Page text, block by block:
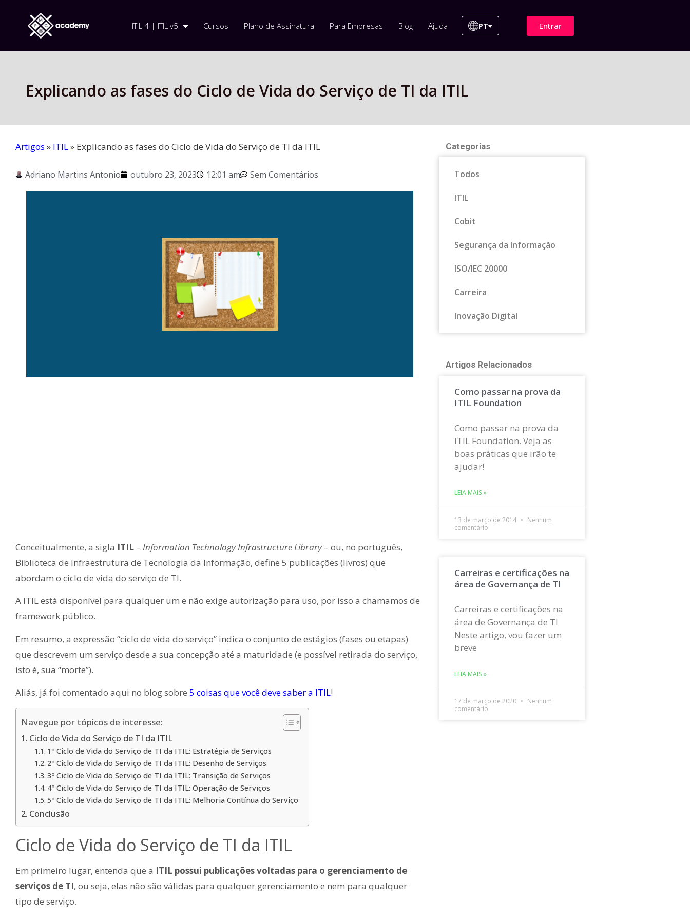
ITIL 4 | ITIL v5 Cursos Plano de Assinatura Para Empresas Blog Ajuda PT Entrar
Explicando as fases do Ciclo de Vida do Serviço de TI da ITIL
Artigos » ITIL» Explicando as fases do Ciclo de Vida do Serviço de TI da ITIL
Adriano Martins Antonio outubro 23, 2023 12:01 am Sem Comentários
Conceitualmente, a sigla ITIL – Information Technology Infrastructure Library– ou, no português,
Biblioteca de Infraestrutura de Tecnologia da Informação, define 5 publicações (livros) que
abordam o ciclo de vida do serviço de TI.
A ITIL está disponível para qualquer um e não exige autorização para uso, por isso a chamamos de
framework público.
Em resumo, a expressão “ciclo de vida do serviço” indica o conjunto de estágios (fases ou etapas)
que descrevem um serviço desde a sua concepção até a maturidade (e possível retirada do serviço,
isto é, sua “morte”).
Aliás, já foi comentado aqui no blog sobre 5 coisas que você deve saber a ITIL!
Navegue por tópicos de interesse:
Ciclo de Vida do Serviço de TI da ITIL
1º Ciclo de Vida do Serviço de TI da ITIL: Estratégia de Serviços
2º Ciclo de Vida do Serviço de TI da ITIL: Desenho de Serviços
3º Ciclo de Vida do Serviço de TI da ITIL: Transição de Serviços
4º Ciclo de Vida do Serviço de TI da ITIL: Operação de Serviços
5º Ciclo de Vida do Serviço de TI da ITIL: Melhoria Contínua do Serviço
Conclusão
Ciclo de Vida do Serviço de TI da ITIL
Em primeiro lugar, entenda que a ITIL possui publicações voltadas para o gerenciamento de
serviços de TI, ou seja, elas não são válidas para qualquer gerenciamento e nem para qualquer
tipo de serviço.
Categorias
Todos
ITIL
Cobit
Segurança da Informação
ISO/IEC 20000
Carreira
Inovação Digital
Artigos Relacionados
Como passar na prova da
ITIL Foundation
Como passar na prova da
ITIL Foundation. Veja as
boas práticas que irão te
ajudar!
LEIA MAIS »
13 de março de 2014
Nenhum
comentário
Carreiras e certificações na
área de Governança de TI
Carreiras e certificações na
área de Governança de TI
Neste artigo, vou fazer um
breve
LEIA MAIS »
17 de março de 2020
Nenhum
comentário